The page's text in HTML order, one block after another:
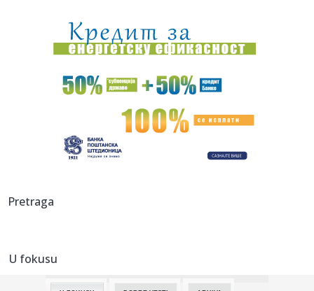
19:15:Loš početak za Tadićev NEC: Primili gol u prvom minutu, a
onda...
19:08:Blagojević zaustavio favorita iz Moskve
Zvezdi pred očima Pazar, u mislima Hapoel
19:07:Vučić: Srbija na dobrom putu, prva po rastu BDP-a u Evropi
veliku šansu,...
19:05:
Pretraga
U fokusu